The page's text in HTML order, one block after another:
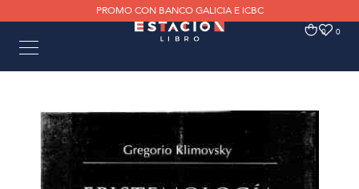
PROMO CON BANCO GALICIA E ICBC
0 0